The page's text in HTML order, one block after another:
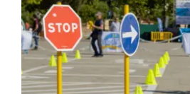
Rutes